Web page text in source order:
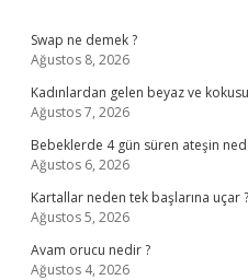
Swap ne demek ?
Ağustos 8, 2026
Kadınlardan gelen beyaz ve
Ağustos 7, 2026
Bebeklerde 4 gün süren ateşin
Ağustos 6, 2026
Kartallar neden tek başlarına uçar ?
Ağustos 5, 2026
Avam orucu nedir ?
Ağustos 4, 2026